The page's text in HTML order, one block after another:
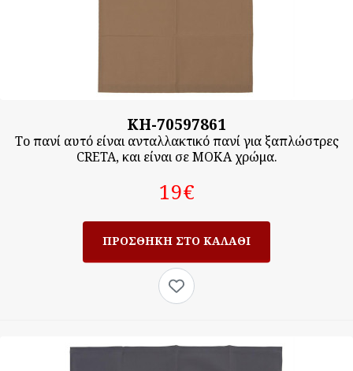
KH-70597861
Το πανί αυτό είναι ανταλλακτικό πανί για ξαπλώστρες
CRETA, και είναι σε ΜΟΚΑ χρώμα.
19‎€